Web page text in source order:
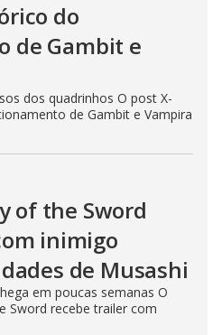
do
de Gambit e
dos quadrinhos O post X-
de Gambit e Vampira
of the Sword
inimigo
de Musashi
em poucas semanas O
Sword recebe trailer com